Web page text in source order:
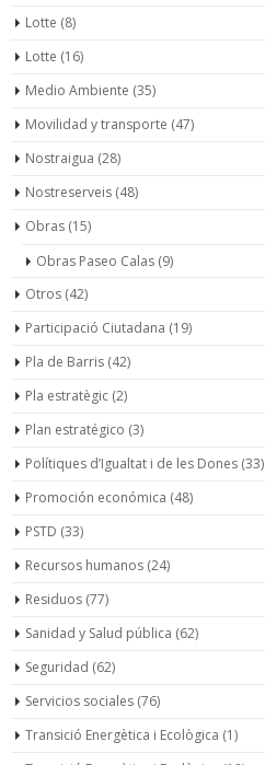
Lotte (8)
Lotte (16)
Medio Ambiente (35)
Movilidad y transporte (47)
Nostraigua (28)
Nostreserveis (48)
Obras (15)
Obras Paseo Calas (9)
Otros (42)
Participació Ciutadana (19)
Pla de Barris (42)
Pla estratègic (2)
Plan estratégico (3)
Polítiques d’Igualtat i de les Dones (33)
Promoción económica (48)
PSTD (33)
Recursos humanos (24)
Residuos (77)
Sanidad y Salud pública (62)
Seguridad (62)
Servicios sociales (76)
Transició Energètica i Ecològica (1)